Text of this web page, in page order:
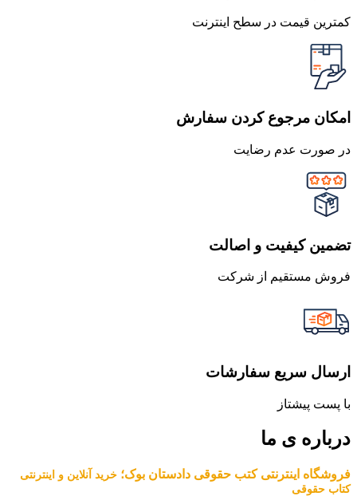
کمترین قیمت در سطح اینترنت
امکان مرجوع کردن سفارش
در صورت عدم رضایت
تضمین کیفیت و اصالت
فروش مستقیم از شرکت
ارسال سریع سفارشات
با پست پیشتاز
درباره ی ما
فروشگاه اینترنتی کتب حقوقی دادستان بوک؛ خرید آنلاین و اینترنتی
کتاب حقوقی